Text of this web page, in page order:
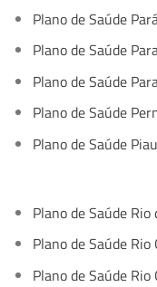
Plano de Saúde
Plano de Saúde
Plano de Saúde
Plano de Saúde
Plano de Saúde
Plano de Saúde Rio
Plano de Saúde
Plano de Saúde Rio